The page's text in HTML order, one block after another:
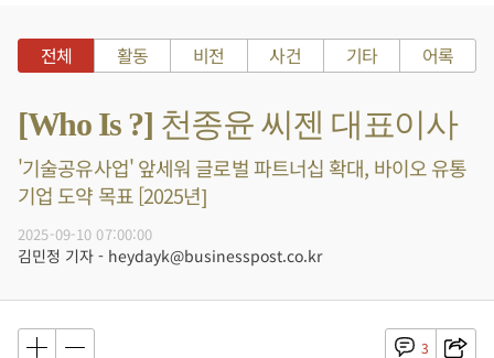
전체 활동 비전 사건 기타 어록
[Who Is ?] 천종윤 씨젠 대표이사
'기술공유사업' 앞세워 글로벌 파트너십 확대, 바이오 유통
기업 도약 목표 [2025년]
2025-09-10 07:00:00
김민정 기자 - heydayk@businesspost.co.kr
3